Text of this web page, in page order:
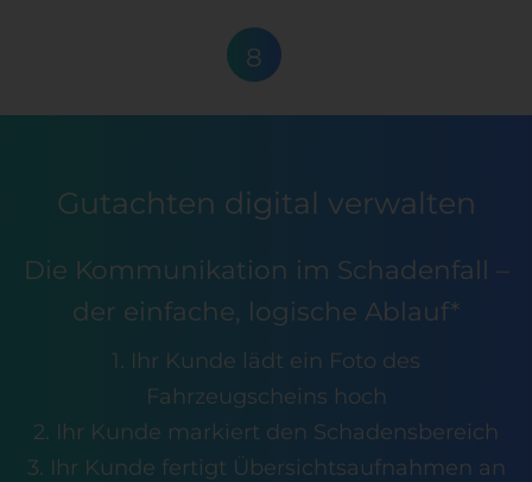
8
Gutachten digital verwalten
Die Kommunikation im Schadenfall –
der einfache, logische Ablauf*
1. Ihr Kunde lädt ein Foto des
Fahrzeugscheins hoch
2. Ihr Kunde markiert den Schadensbereich
3. Ihr Kunde fertigt Übersichtsaufnahmen an